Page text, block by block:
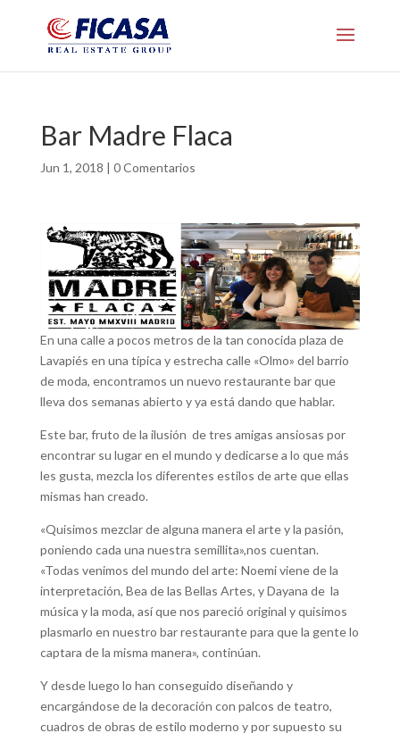
Bar Madre Flaca
Jun 1, 2018 | 0 Comentarios
En una calle a pocos metros de la tan conocida plaza de
Lavapiés en una típica y estrecha calle «Olmo» del barrio
de moda, encontramos un nuevo restaurante bar que
lleva dos semanas abierto y ya está dando que hablar.
Este bar, fruto de la ilusión de tres amigas ansiosas por
encontrar su lugar en el mundo y dedicarse a lo que más
les gusta, mezcla los diferentes estilos de arte que ellas
mismas han creado.
«Quisimos mezclar de alguna manera el arte y la pasión,
poniendo cada una nuestra semillita»,nos cuentan.
«Todas venimos del mundo del arte: Noemi viene de la
interpretación, Bea de las Bellas Artes, y Dayana de la
música y la moda, así que nos pareció original y quisimos
plasmarlo en nuestro bar restaurante para que la gente lo
captara de la misma manera», continúan.
Y desde luego lo han conseguido diseñando y
encargándose de la decoración con palcos de teatro,
cuadros de obras de estilo moderno y por supuesto su